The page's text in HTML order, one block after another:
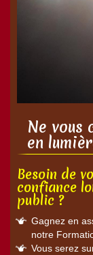
Ne vous
en
Besoin de
confiance
public ?
Gagnez en
notre
Vous serez